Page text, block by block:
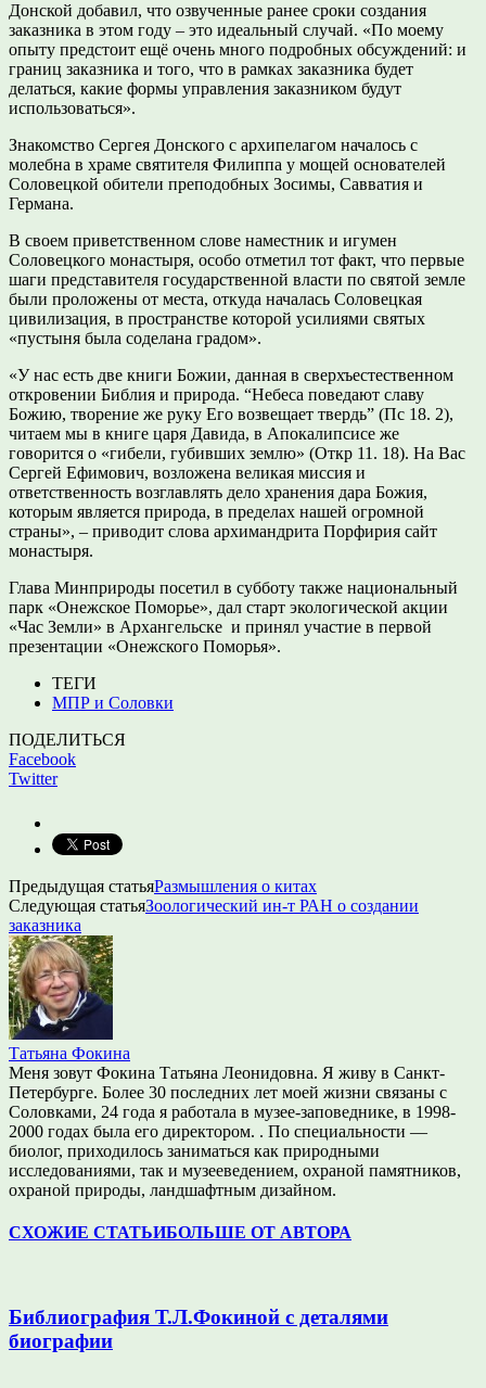
Донской добавил, что озвученные ранее сроки создания
заказника в этом году – это идеальный случай. «По моему
опыту предстоит ещё очень много подробных обсуждений: и
границ заказника и того, что в рамках заказника будет
делаться, какие формы управления заказником будут
использоваться».
Знакомство Сергея Донского с архипелагом началось с
молебна в храме святителя Филиппа у мощей основателей
Соловецкой обители преподобных Зосимы, Савватия и
Германа.
В своем приветственном слове наместник и игумен
Соловецкого монастыря, особо отметил тот факт, что первые
шаги представителя государственной власти по святой земле
были проложены от места, откуда началась Соловецкая
цивилизация, в пространстве которой усилиями святых
«пустыня была соделана градом».
«У нас есть две книги Божии, данная в сверхъестественном
откровении Библия и природа. “Небеса поведают славу
Божию, творение же руку Его возвещает твердь” (Пс 18. 2),
читаем мы в книге царя Давида, в Апокалипсисе же
говорится о «гибели, губивших землю» (Откр 11. 18). На Вас
Сергей Ефимович, возложена великая миссия и
ответственность возглавлять дело хранения дара Божия,
которым является природа, в пределах нашей огромной
страны», – приводит слова архимандрита Порфирия сайт
монастыря.
Глава Минприроды посетил в субботу также национальный
парк «Онежское Поморье», дал старт экологической акции
«Час Земли» в Архангельске и принял участие в первой
презентации «Онежского Поморья».
ТЕГИ
МПР и Соловки
ПОДЕЛИТЬСЯ
Facebook
Twitter
Предыдущая статьяРазмышления о китах
Следующая статьяЗоологический ин-т РАН о создании
заказника
Татьяна Фокина
Меня зовут Фокина Татьяна Леонидовна. Я живу в Санкт-
Петербурге. Более 30 последних лет моей жизни связаны с
Соловками, 24 года я работала в музее-заповеднике, в 1998-
2000 годах была его директором. . По специальности —
биолог, приходилось заниматься как природными
исследованиями, так и музееведением, охраной памятников,
охраной природы, ландшафтным дизайном.
СХОЖИЕ СТАТЬИБОЛЬШЕ ОТ АВТОРА
Библиография Т.Л.Фокиной с деталями
биографии